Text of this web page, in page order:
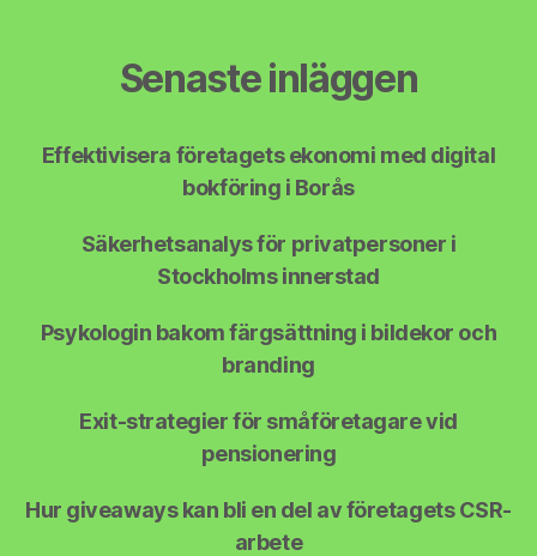
Senaste inläggen
Effektivisera företagets ekonomi med digital
bokföring i Borås
Säkerhetsanalys för privatpersoner i
Stockholms innerstad
Psykologin bakom färgsättning i bildekor och
branding
Exit-strategier för småföretagare vid
pensionering
Hur giveaways kan bli en del av företagets CSR-
arbete